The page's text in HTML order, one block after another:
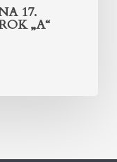
17.
„A“